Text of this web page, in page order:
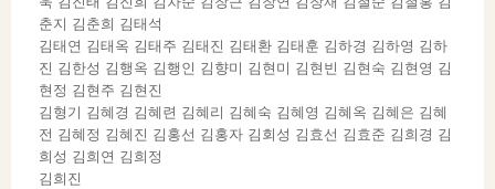
춘지 김춘희 김태석
김태연 김태옥 김태주 김태진 김태환 김태훈 김하경 김하영 김하
진 김한성 김행옥 김행인 김향미 김현미 김현빈 김현숙 김현영 김
현정 김현주 김현진
김형기 김혜경 김혜련 김혜리 김혜숙 김혜영 김혜옥 김혜은 김혜
전 김혜정 김혜진 김홍선 김홍자 김회성 김효선 김효준 김희경 김
희성 김희연 김희정
김희진